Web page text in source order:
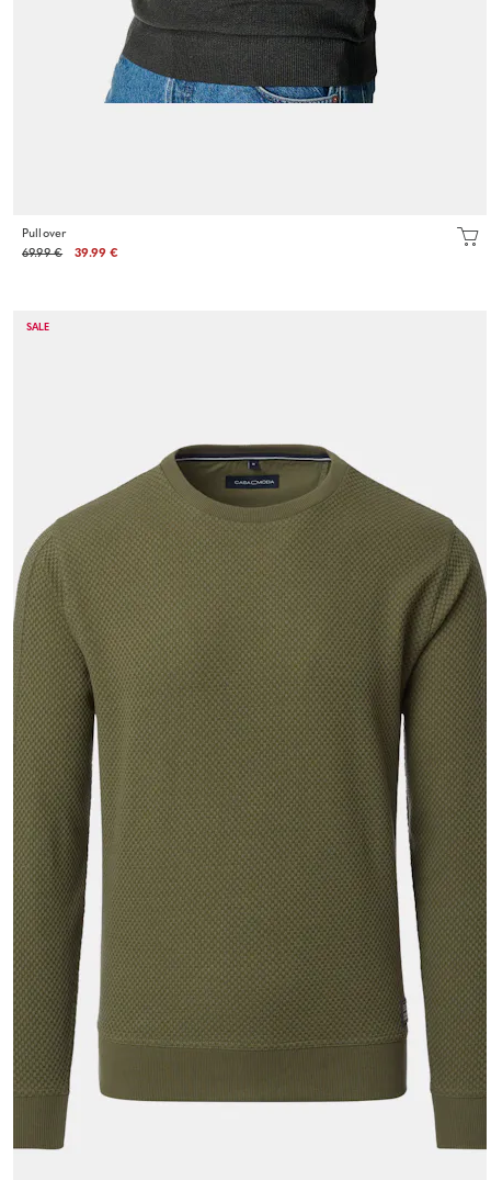
Pullover
69.99 €
39.99 €
SALE